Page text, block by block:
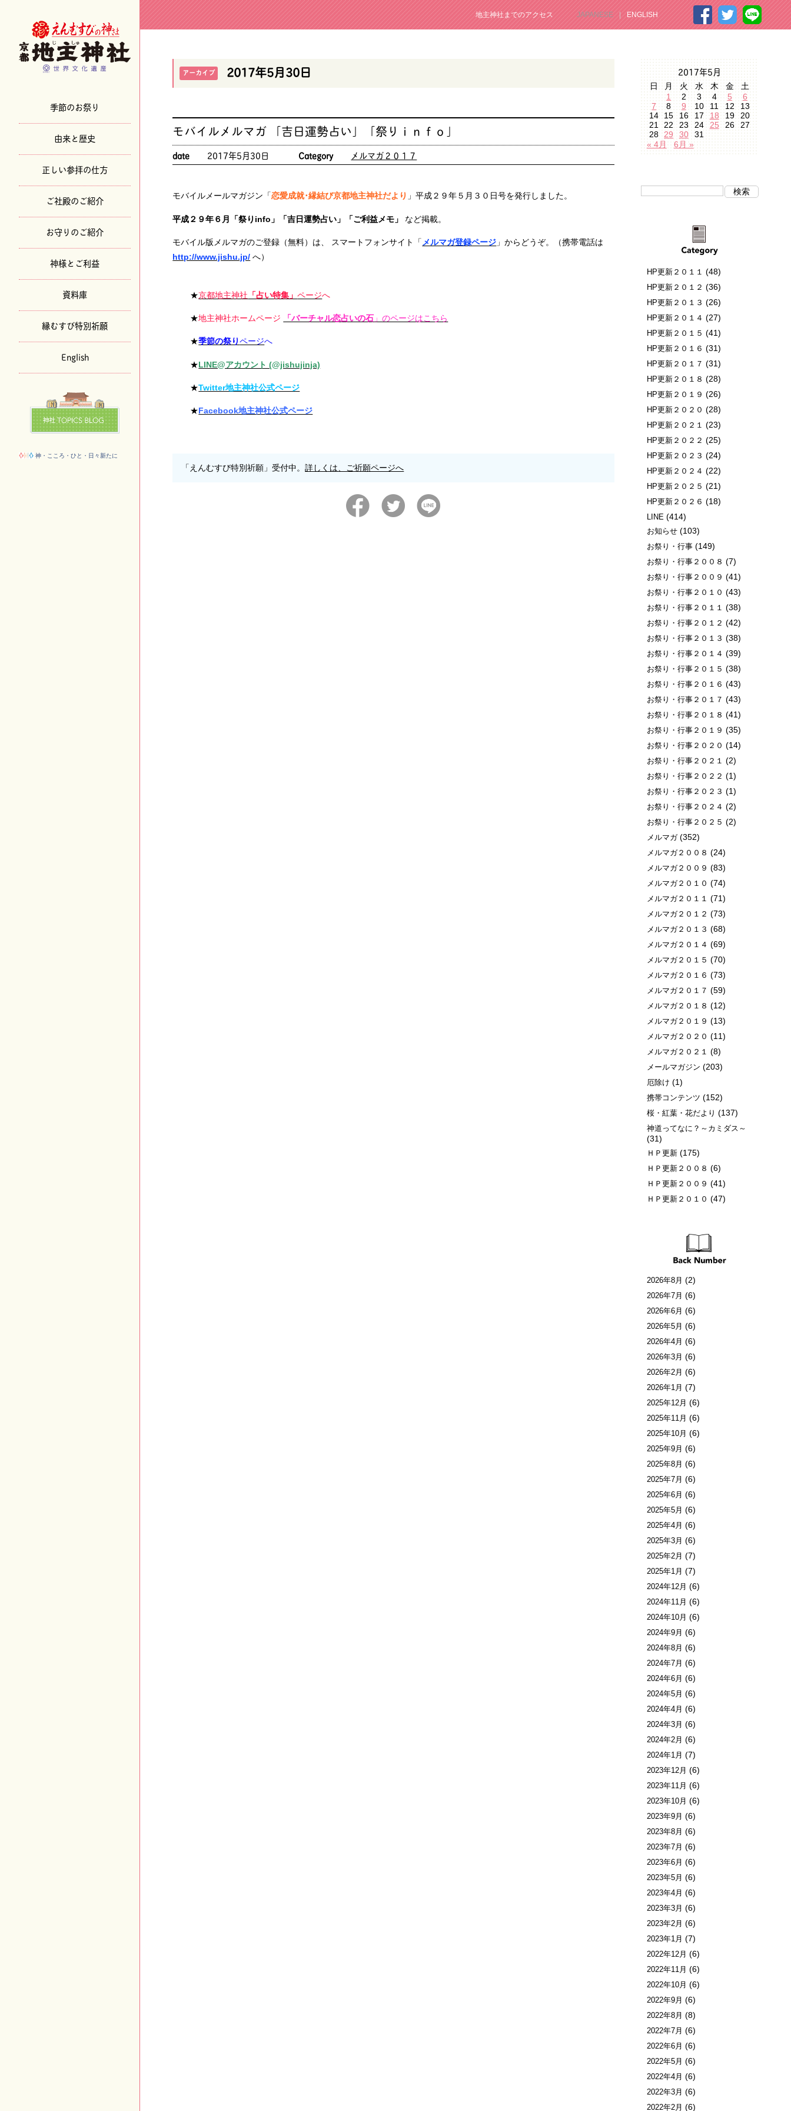
季節のお祭り
由来と歴史
正しい参拝の仕方
ご社殿のご紹介
お守りのご紹介
神様とご利益
資料庫
縁むすび特別祈願
English
神・こころ・ひと・日々新たに
地主神社までのアクセス JAPANESE ENGLISH
アーカイブ 2017年5月30日
モバイルメルマガ 「吉日運勢占い」「祭りｉｎｆｏ」
date 2017年5月30日 Category メルマガ２０１７
モバイルメールマガジン「恋愛成就･縁結び京都地主神社だより 」平成２９年５月３０日号を発行しました。
平成２９年６月「祭りinfo」「吉日運勢占い」「ご利益メモ」 など掲載。
モバイル版メルマガのご登録（無料）は、 スマートフォンサイト「 メルマガ登録ページ 」からどうぞ。（携帯電話は
http://www.jishu.jp/ へ）
★京都地主神社 「占い特集」ページへ
★地主神社ホームページ 「バーチャル恋占いの石 」のページはこちら
★季節の祭りページへ
★LINE@アカウント (@jishujinja)
★Twitter地主神社公式ページ
★Facebook地主神社公式ページ
「えんむすび特別祈願」受付中。詳しくは、ご祈願ページへ
2017年5月
日 月 火 水 木 金
土
1
2 3 4 5
6
7
8 9 10 11 12
13
14
15 16 17 18 19
20
21
22 23 24 25 26
27
28
29 30
31
« 4月
6月 »
HP更新２０１１ (48)
HP更新２０１２ (36)
HP更新２０１３ (26)
HP更新２０１４ (27)
HP更新２０１５ (41)
HP更新２０１６ (31)
HP更新２０１７ (31)
HP更新２０１８ (28)
HP更新２０１９ (26)
HP更新２０２０ (28)
HP更新２０２１ (23)
HP更新２０２２ (25)
HP更新２０２３ (24)
HP更新２０２４ (22)
HP更新２０２５ (21)
HP更新２０２６ (18)
LINE (414)
お知らせ(103)
お祭り・行事(149)
お祭り・行事２００８ (7)
お祭り・行事２００９ (41)
お祭り・行事２０１０ (43)
お祭り・行事２０１１ (38)
お祭り・行事２０１２ (42)
お祭り・行事２０１３ (38)
お祭り・行事２０１４ (39)
お祭り・行事２０１５ (38)
お祭り・行事２０１６ (43)
お祭り・行事２０１７ (43)
お祭り・行事２０１８ (41)
お祭り・行事２０１９ (35)
お祭り・行事２０２０ (14)
お祭り・行事２０２１ (2)
お祭り・行事２０２２ (1)
お祭り・行事２０２３ (1)
お祭り・行事２０２４ (2)
お祭り・行事２０２５ (2)
メルマガ(352)
メルマガ２００８ (24)
メルマガ２００９ (83)
メルマガ２０１０ (74)
メルマガ２０１１ (71)
メルマガ２０１２ (73)
メルマガ２０１３ (68)
メルマガ２０１４ (69)
メルマガ２０１５ (70)
メルマガ２０１６ (73)
メルマガ２０１７ (59)
メルマガ２０１８ (12)
メルマガ２０１９ (13)
メルマガ２０２０ (11)
メルマガ２０２１ (8)
メールマガジン (203)
厄除け (1)
携帯コンテンツ (152)
桜・紅葉・花だより (137)
神道ってなに？～カミダス～
(31)
ＨＰ更新(175)
ＨＰ更新２００８ (6)
ＨＰ更新２００９ (41)
ＨＰ更新２０１０ (47)
2026年8月 (2)
2026年7月 (6)
2026年6月 (6)
2026年5月 (6)
2026年4月 (6)
2026年3月 (6)
2026年2月 (6)
2026年1月 (7)
2025年12月 (6)
2025年11月 (6)
2025年10月 (6)
2025年9月 (6)
2025年8月 (6)
2025年7月 (6)
2025年6月 (6)
2025年5月 (6)
2025年4月 (6)
2025年3月 (6)
2025年2月 (7)
2025年1月 (7)
2024年12月 (6)
2024年11月 (6)
2024年10月 (6)
2024年9月 (6)
2024年8月 (6)
2024年7月 (6)
2024年6月 (6)
2024年5月 (6)
2024年4月 (6)
2024年3月 (6)
2024年2月 (6)
2024年1月 (7)
2023年12月 (6)
2023年11月 (6)
2023年10月 (6)
2023年9月 (6)
2023年8月 (6)
2023年7月 (6)
2023年6月 (6)
2023年5月 (6)
2023年4月 (6)
2023年3月 (6)
2023年2月 (6)
2023年1月 (7)
2022年12月 (6)
2022年11月 (6)
2022年10月 (6)
2022年9月 (6)
2022年8月 (8)
2022年7月 (6)
2022年6月 (6)
2022年5月 (6)
2022年4月 (6)
2022年3月 (6)
2022年2月 (6)